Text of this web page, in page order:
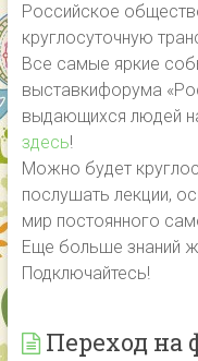
Российское
круглосуточную
Все самые яркие
выставкифорума
выдающихся людей
здесь!
Можно будет
послушать лекции,
мир постоянного
Еще больше знаний
Подключайтесь!
Переход на